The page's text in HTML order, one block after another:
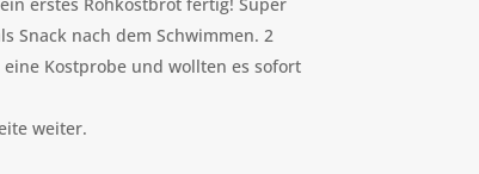
Snack nach dem Schwimmen. 2
Kostprobe und wollten es sofort
weiter.